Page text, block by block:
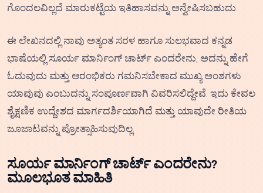
ಗೊಂದಲವಿಲ್ಲದೆ ಮಾರುಕಟ್ಟೆಯ ಇತಿಹಾಸವನ್ನು ಅನ್ವೇಷಿಸಬಹುದು.
ಈ ಲೇಖನದಲ್ಲಿ ನಾವು ಅತ್ಯಂತ ಸರಳ ಹಾಗೂ ಸುಲಭವಾದ ಕನ್ನಡ
ಭಾಷೆಯಲ್ಲಿ ಸೂರ್ಯ ಮಾರ್ನಿಂಗ್ ಚಾರ್ಟ್ ಎಂದರೇನು, ಅದನ್ನು ಹೇಗೆ
ಓದುವುದು ಮತ್ತು ಆರಂಭಿಕರು ಗಮನಿಸಬೇಕಾದ ಮುಖ್ಯ ಅಂಶಗಳು
ಯಾವುವು ಎಂಬುದನ್ನು ಸಂಪೂರ್ಣವಾಗಿ ವಿವರಿಸಲಿದ್ದೇವೆ. ಇದು ಕೇವಲ
ಶೈಕ್ಷಣಿಕ ಉದ್ದೇಶದ ಮಾರ್ಗದರ್ಶಿಯಾಗಿದೆ ಮತ್ತು ಯಾವುದೇ ರೀತಿಯ
ಜೂಜಾಟವನ್ನು ಪ್ರೋತ್ಸಾಹಿಸುವುದಿಲ್ಲ.
ಸೂರ್ಯ ಮಾರ್ನಿಂಗ್ ಚಾರ್ಟ್ ಎಂದರೇನು?
ಮೂಲಭೂತ ಮಾಹಿತಿ